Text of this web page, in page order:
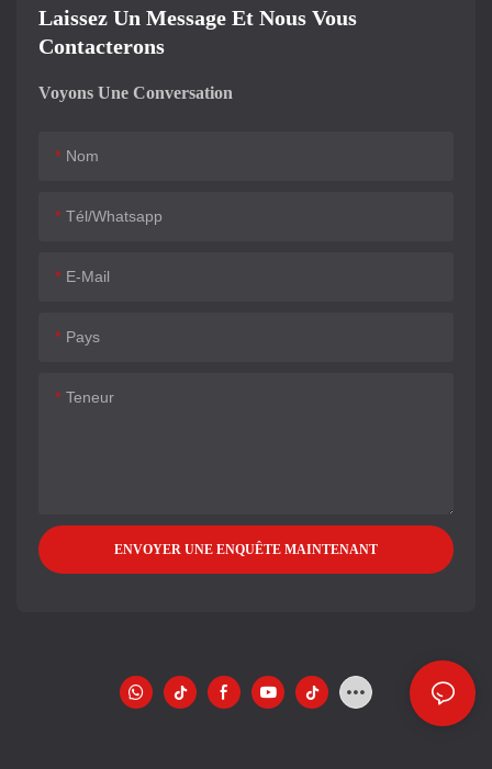
Laissez Un Message Et Nous Vous
Contacterons
Voyons Une Conversation
Nom
Tél/whatsapp
E-Mail
Pays
Teneur
ENVOYER UNE ENQUÊTE MAINTENANT